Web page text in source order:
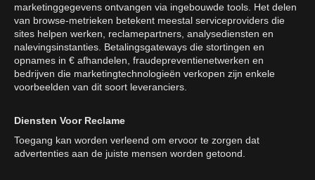
marketinggegevens ontvangen via ingebouwde tools. Het delen
van browse-metrieken betekent meestal serviceproviders die
sites helpen werken, reclamepartners, analysediensten en
nalevingsinstanties. Betalingsgateways die stortingen en
opnames in € afhandelen, fraudepreventienetwerken en
bedrijven die marketingtechnologieën verkopen zijn enkele
voorbeelden van dit soort leveranciers.
Diensten Voor Reclame
Toegang kan worden verleend om ervoor te zorgen dat
advertenties aan de juiste mensen worden getoond.